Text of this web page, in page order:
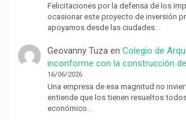
Felicitaciones por la defensa de los
ocasionar este proyecto de inversión
apoyamos desde las ciudades…
Geovanny Tuza en Colegio de
inconforme con la construcción
16/06/2026
Una empresa de esa magnitud no
entiende que los tienen resueltos
económico…